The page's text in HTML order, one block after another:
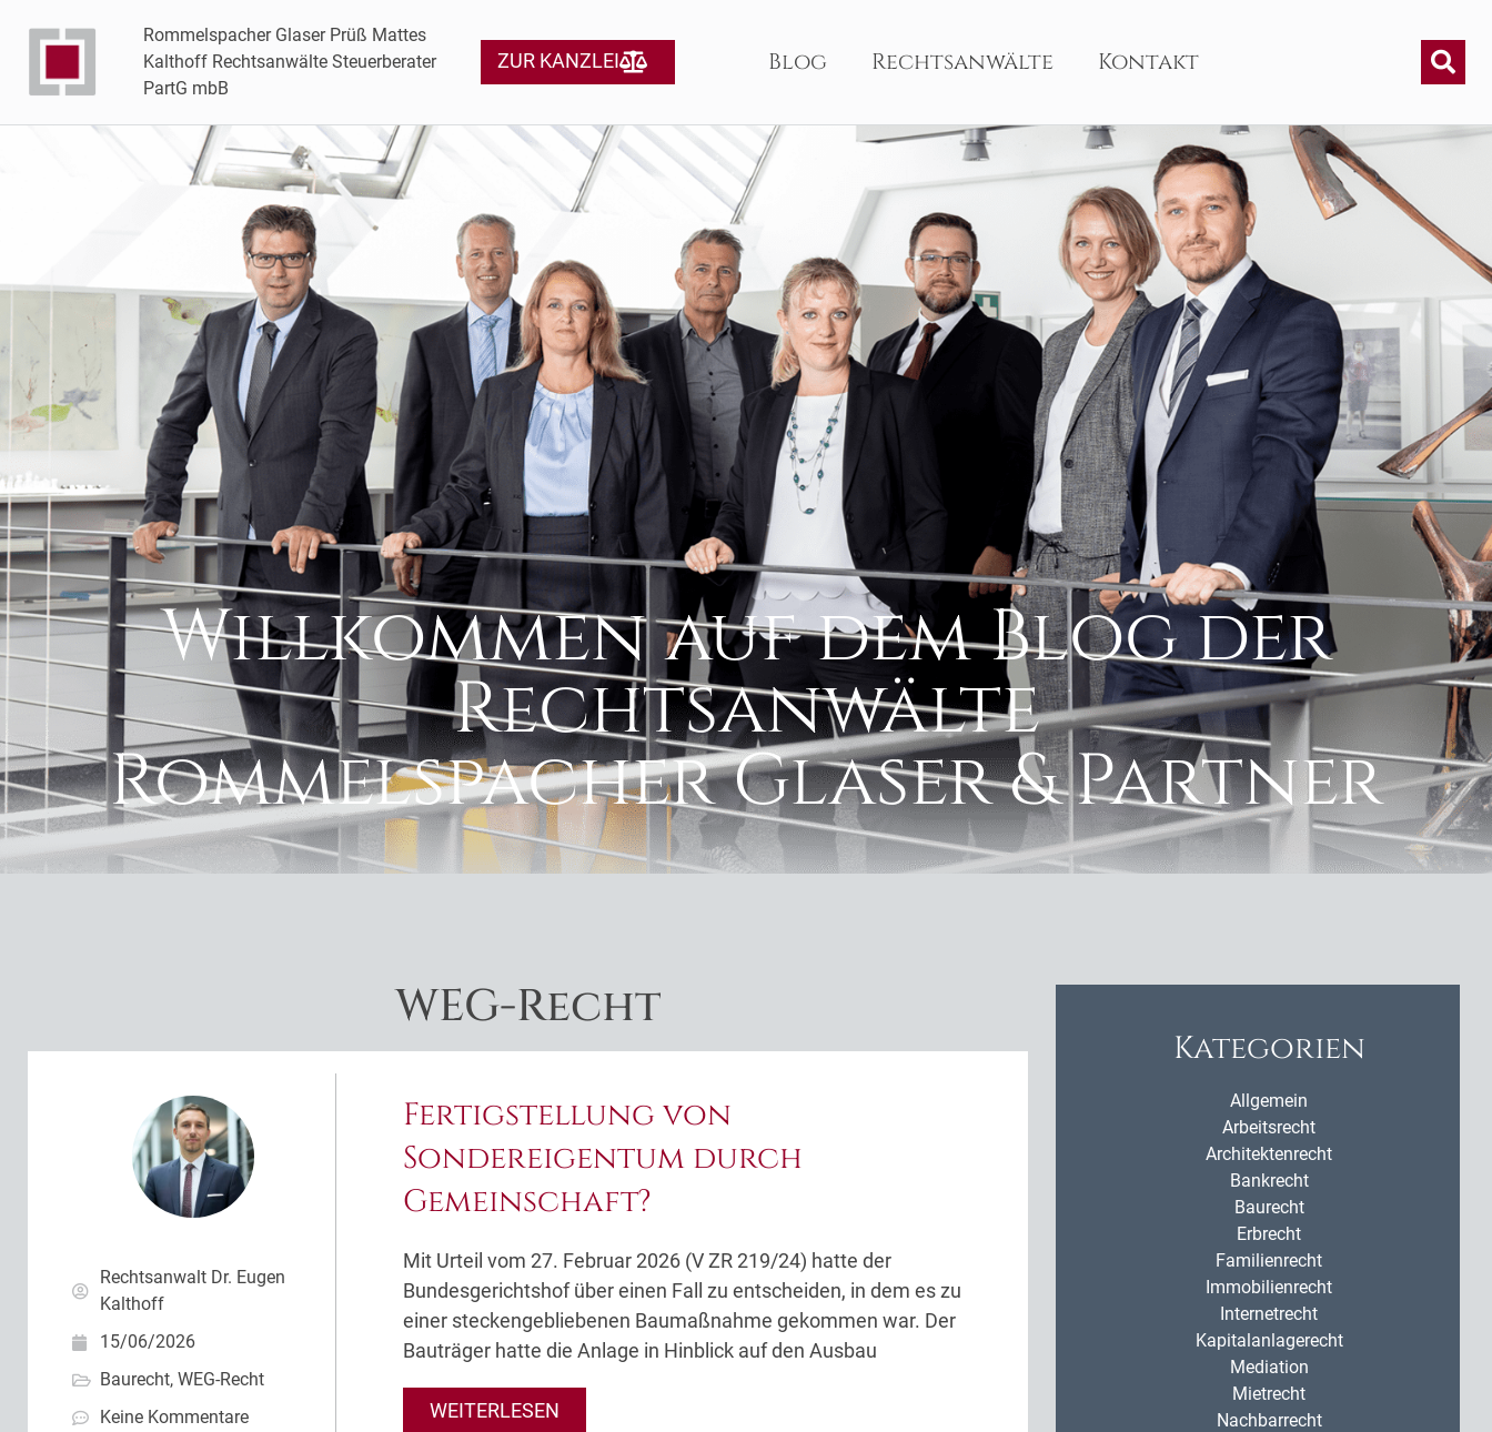
Rommelspacher Glaser Prüß Mattes
Kalthoff Rechtsanwälte Steuerberater
PartG mbB
ZUR KANZLEI Blog Rechtsanwälte Kontakt
Willkommen auf dem Blog der
Rechtsanwälte
Rommelspacher Glaser & Partner
WEG-Recht
Rechtsanwalt Dr. Eugen
Kalthoff
15/06/2026
Baurecht, WEG-Recht
Keine Kommentare
Fertigstellung von
Sondereigentum durch
Gemeinschaft?
Mit Urteil vom 27. Februar 2026 (V ZR 219/24) hatte der
Bundesgerichtshof über einen Fall zu entscheiden, in dem es zu
einer steckengebliebenen Baumaßnahme gekommen war. Der
Bauträger hatte die Anlage in Hinblick auf den Ausbau
WEITERLESEN
Kategorien
Allgemein
Arbeitsrecht
Architektenrecht
Bankrecht
Baurecht
Erbrecht
Familienrecht
Immobilienrecht
Internetrecht
Kapitalanlagerecht
Mediation
Mietrecht
Nachbarrecht